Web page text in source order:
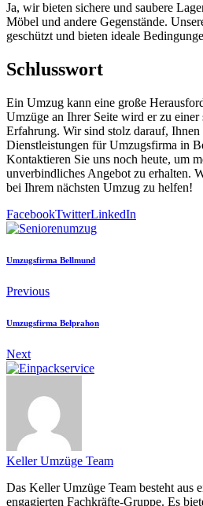
Ja, wir bieten sichere und saubere
Möbel und andere Gegenstände.
geschützt und bieten ideale
Schlusswort
Ein Umzug kann eine große
Umzüge an Ihrer Seite wird er zu einer
Erfahrung. Wir sind stolz darauf, Ihnen
Dienstleistungen für Umzugsfirma in
Kontaktieren Sie uns noch heute, um
unverbindliches Angebot zu erhalten.
bei Ihrem nächsten Umzug zu helfen!
FacebookTwitterLinkedIn
Umzugsfirma Bellmund
Previous
Umzugsfirma Belprahon
Next
Keller Umzüge Team
Das Keller Umzüge Team besteht aus
engagierten Fachkräfte-Gruppe. Es